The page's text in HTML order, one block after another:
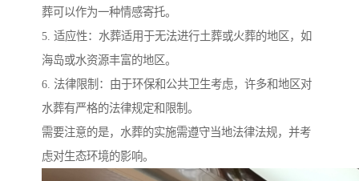
葬可以作为一种情感寄托。
5. 适应性：水葬适用于无法进行土葬或火葬的地区，如
海岛或水资源丰富的地区。
6. 法律限制：由于环保和公共卫生考虑，许多和地区对
水葬有严格的法律规定和限制。
需要注意的是，水葬的实施需遵守当地法律法规，并考
虑对生态环境的影响。